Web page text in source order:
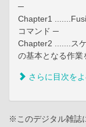
─
Chapter1
コマンド ─
Chapter2 .......ス
の基本となる作
さらに目次を
※このデジタル雑誌